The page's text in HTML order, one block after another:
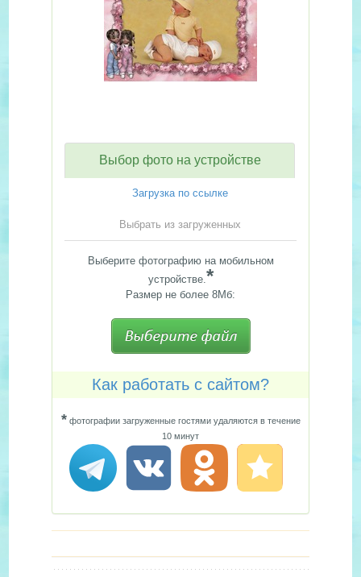
Выбор фото на устройстве
Загрузка по ссылке
Выбрать из загруженных
Выберите фотографию на мобильном
устройстве.*
Размер не более 8Мб:
Как работать с сайтом?
*фотографии загруженные гостями удаляются в течение
10 минут